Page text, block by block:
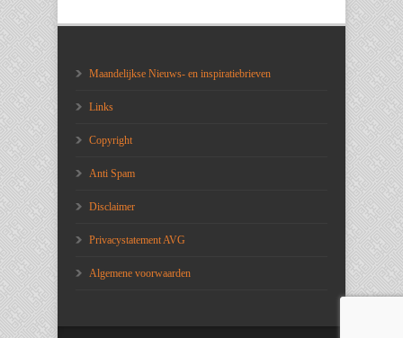
Maandelijkse Nieuws- en inspiratiebrieven
Links
Copyright
Anti Spam
Disclaimer
Privacystatement AVG
Algemene voorwaarden